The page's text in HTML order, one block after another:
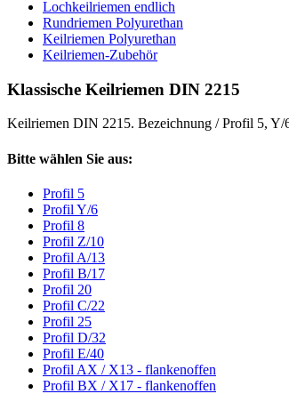
Lochkeilriemen endlich
Rundriemen Polyurethan
Keilriemen Polyurethan
Keilriemen-Zubehör
Klassische Keilriemen DIN 2215
Keilriemen DIN 2215. Bezeichnung / Profil 5,
Bitte wählen Sie aus:
Profil 5
Profil Y/6
Profil 8
Profil Z/10
Profil A/13
Profil B/17
Profil 20
Profil C/22
Profil 25
Profil D/32
Profil E/40
Profil AX / X13 - flankenoffen
Profil BX / X17 - flankenoffen